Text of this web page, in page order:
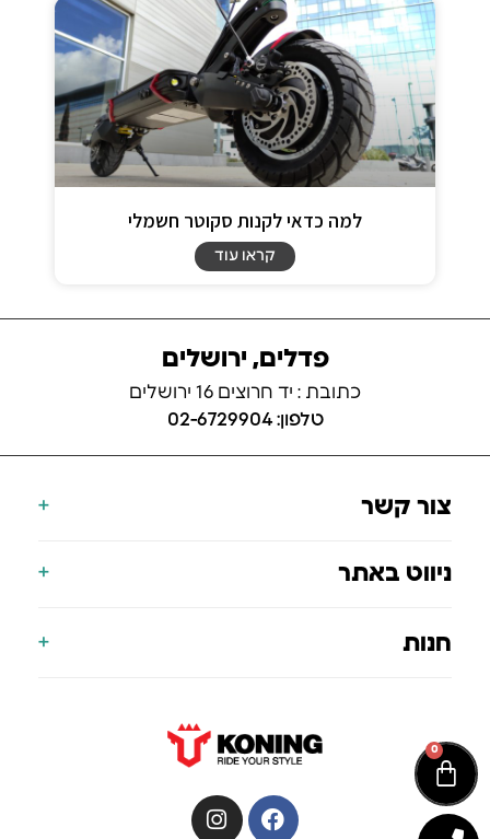
למה כדאי לקנות סקוטר חשמלי
קראו עוד
0
פדלים, ירושלים
כתובת : יד חרוצים 16 ירושלים
טלפון: 02-6729904
צור קשר
077-700-9000
תעודת אחריות
ניווט באתר
דף הבית
צור קשר
חנות
סאפ מתנפח
אביזרים לסאפ
מציאון – סאפ מתנפח